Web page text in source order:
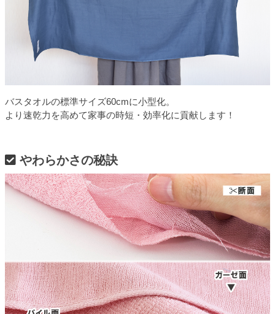
バスタオルの標準サイズ60cmに小型化。
より速乾力を高めて家事の時短・効率化に貢献します！
やわらかさの秘訣